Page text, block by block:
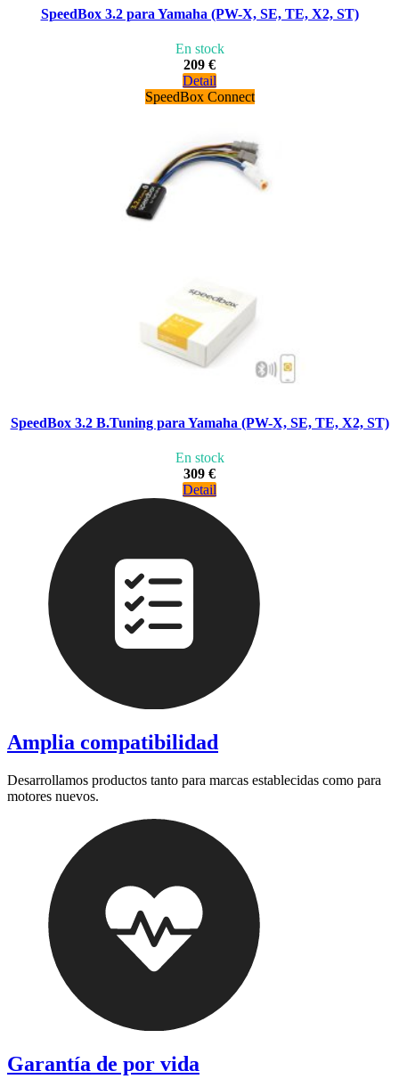
SpeedBox 3.2 para Yamaha (PW-X, SE, TE, X2, ST)
En stock
209 €
Detail
SpeedBox Connect
SpeedBox 3.2 B.Tuning para Yamaha (PW-X, SE, TE, X2, ST)
En stock
309 €
Detail
Amplia compatibilidad
Desarrollamos productos tanto para marcas establecidas como para
motores nuevos.
Garantía de por vida